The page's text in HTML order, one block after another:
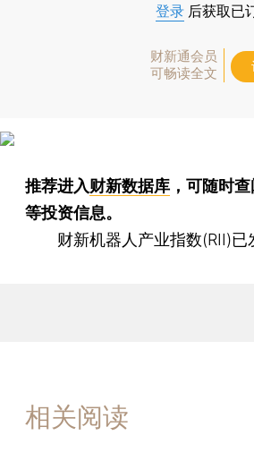
登录 后获取已
财新通会员
可畅读全文
推荐进入财新数据库 ，可随时
等投资信息。
财新机器人产业指数(RII)已
相关阅读